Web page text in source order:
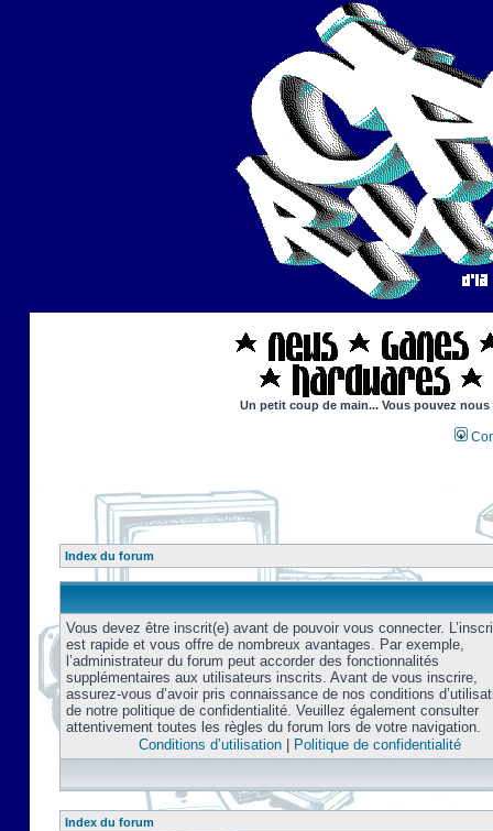
Un petit coup de main... Vous pouvez
Index du forum
Vous devez être inscrit(e) avant de pouvoir vous connecter.
est rapide et vous offre de nombreux avantages. Par exemple,
l’administrateur du forum peut accorder des fonctionnalités
supplémentaires aux utilisateurs inscrits. Avant de vous inscrire,
assurez-vous d’avoir pris connaissance de nos conditions
de notre politique de confidentialité. Veuillez également consulter
attentivement toutes les règles du forum lors de votre navigation.
Conditions d’utilisation| Politique de confidentialité
Index du forum